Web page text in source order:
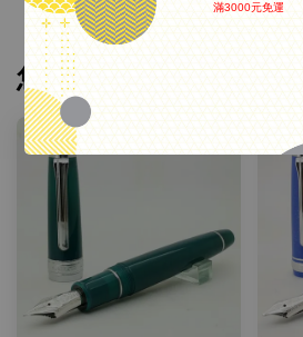
滿3000元免運
您可能也喜歡